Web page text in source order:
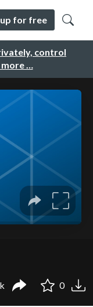
control
more …
up for free
0